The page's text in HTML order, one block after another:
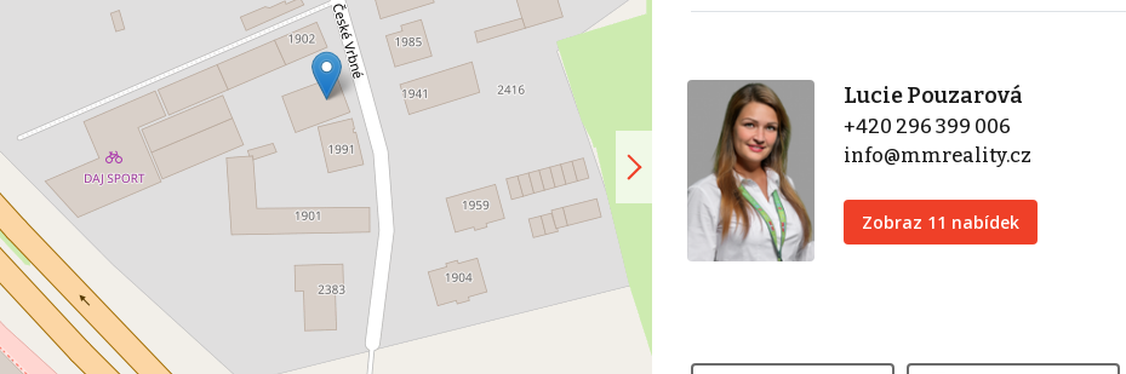
Lucie Pouzarová
+420 296 399 006
info@mmreality.cz
Zobraz 11 nabídek